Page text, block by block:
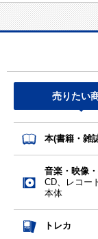
売りたい
本(書籍・雑
音楽・映像
CD、レコー
本体
トレカ